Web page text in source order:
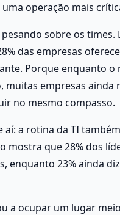
operação mais
sobre os
das empresas
Porque enquanto
muitas empresas
no mesmo compasso.
a rotina da TI
mostra que 28% dos
enquanto 23% ainda
a ocupar um lugar